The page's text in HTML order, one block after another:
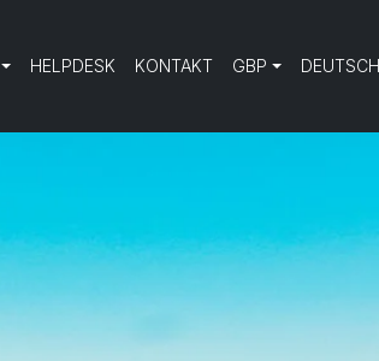
HELPDESK KONTAKT GBP DEUTSCH